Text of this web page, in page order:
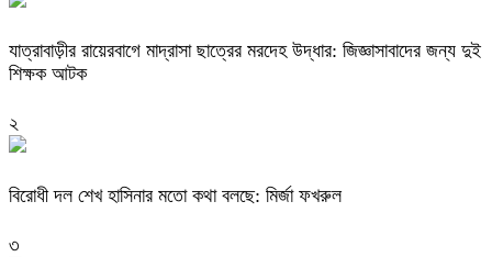
যাত্রাবাড়ীর রায়েরবাগে মাদ্রাসা ছাত্রের মরদেহ উদ্ধার: জিজ্ঞাসাবাদের জন্য দুই
শিক্ষক আটক
২
বিরোধী দল শেখ হাসিনার মতো কথা বলছে: মির্জা ফখরুল
৩